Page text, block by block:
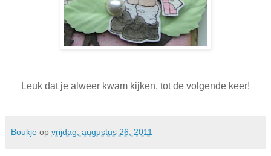
Leuk dat je alweer kwam kijken, tot de volgende keer!
Boukje op vrijdag, augustus 26, 2011